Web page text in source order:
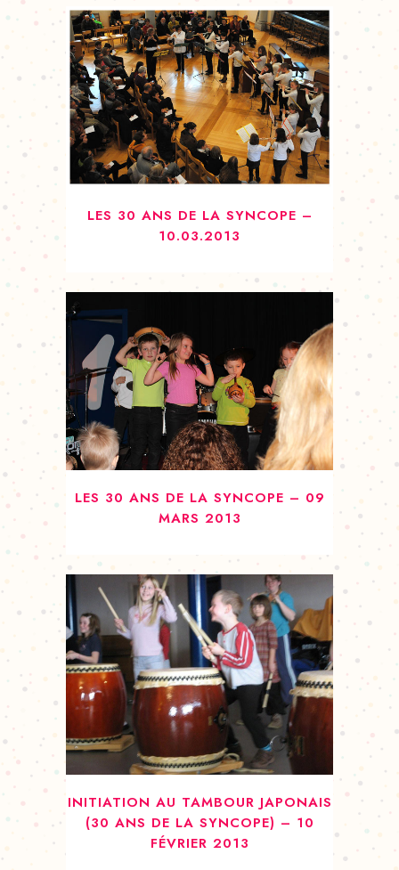
LES 30 ANS DE LA SYNCOPE –
10.03.2013
LES 30 ANS DE LA SYNCOPE – 09
MARS 2013
INITIATION AU TAMBOUR JAPONAIS
(30 ANS DE LA SYNCOPE) – 10
FÉVRIER 2013